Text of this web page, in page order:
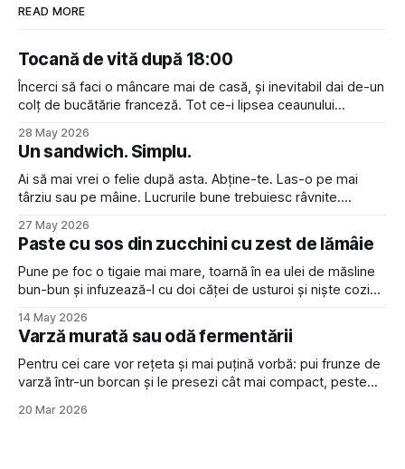
READ MORE
Tocană de vită după 18:00
Încerci să faci o mâncare mai de casă, și inevitabil dai de-un
colț de bucătărie franceză. Tot ce-i lipsea ceaunului
loc de apă, și o atitudine disprețuitoare față de cei care nu
pot pronunța “croissant” cu
28 May 2026
Un sandwich. Simplu.
Ai să mai vrei o felie după asta. Abține-te. Las-o pe mai
târziu sau pe mâine. Lucrurile bune trebuiesc râvnite.
toată ziua, cu anticipație.
27 May 2026
Paste cu sos din zucchini cu zest de lămâie
Pune pe foc o tigaie mai mare, toarnă în ea ulei de măsline
bun-bun și infuzează-l cu doi căței de usturoi și niște cozi
sunt mici) în rondele de vreo jumătate de centimetru
grosime și pune-le
14 May 2026
Varză murată sau odă fermentării
Pentru cei care vor rețeta și mai puțină vorbă: pui frunze de
varză într-un borcan și le presezi cât mai compact, peste
exemplu, 20 g de sare la 1 litru de apă) și pui o greutate ca
20 Mar 2026